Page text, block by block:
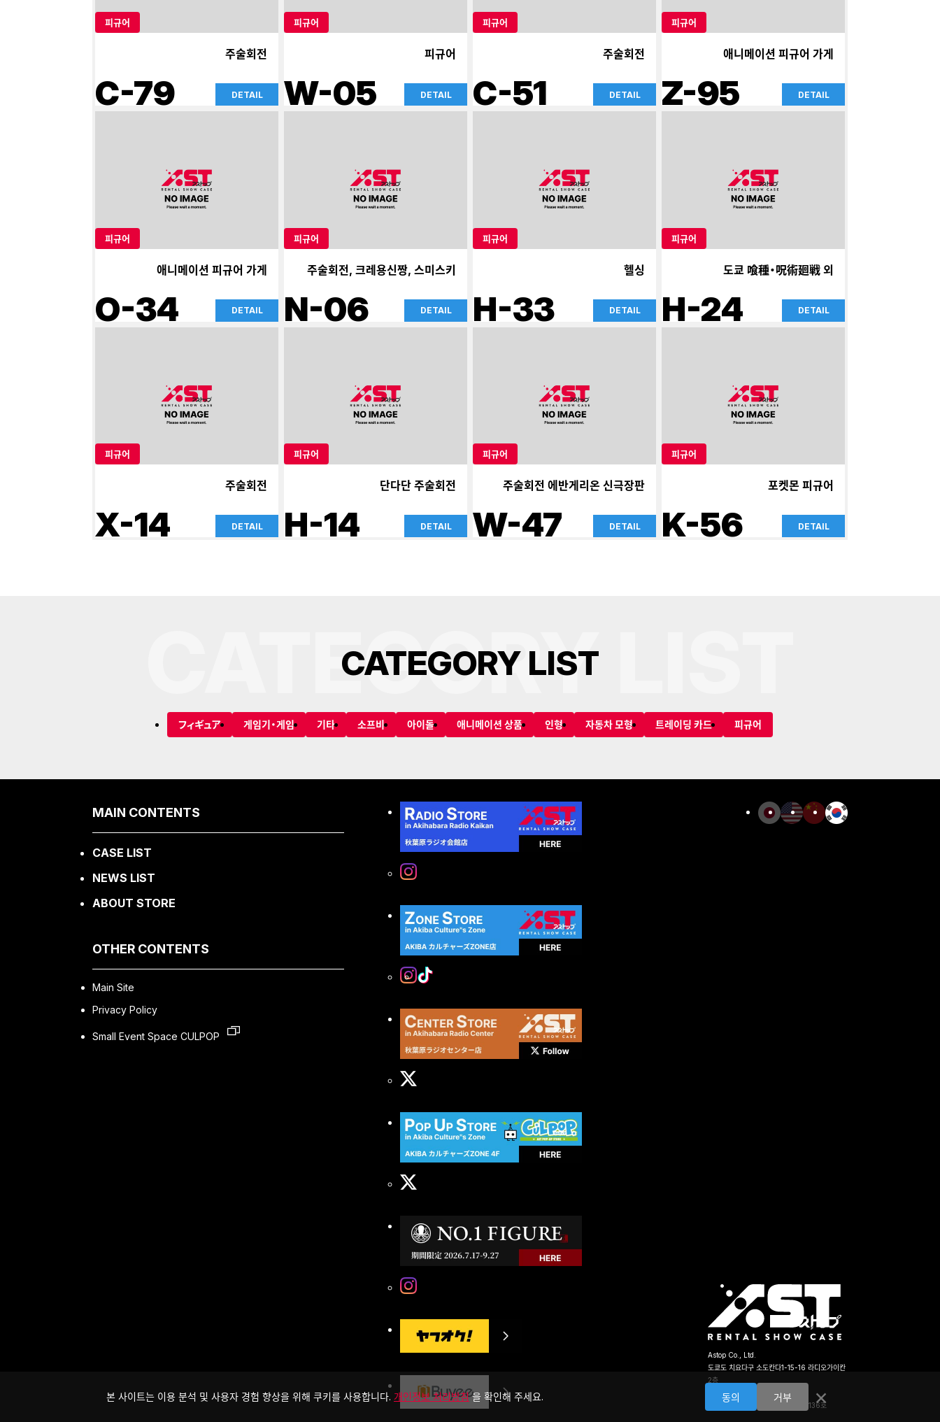
피규어
주술회전
C-79 DETAIL
피규어
피규어
W-05 DETAIL
피규어
주술회전
C-51 DETAIL
피규어
애니메이션 피규어 가게
Z-95 DETAIL
피규어
애니메이션 피규어 가게
O-34 DETAIL
피규어
주술회전, 크레용신짱, 스미스키
N-06 DETAIL
피규어
헬싱
H-33 DETAIL
피규어
도쿄 喰種・呪術廻戦 외
H-24 DETAIL
피규어
주술회전
X-14 DETAIL
피규어
단다단 주술회전
H-14 DETAIL
피규어
주술회전 에반게리온 신극장판
W-47 DETAIL
피규어
포켓몬 피규어
K-56 DETAIL
CATEGORY LIST
CATEGORY LIST
フィギュア 게임기・게임 기타 소프비 아이돌 애니메이션 상품 인형 자동차 모형 트레이딩 카드 피규어
MAIN CONTENTS
CASE LIST
NEWS LIST
ABOUT STORE
OTHER CONTENTS
Main Site
Privacy Policy
Small Event Space CULPOP
Astop Co., Ltd.
도쿄도 치요다구 소도칸다1-15-16 라디오가이칸
2층
TEL:03-5256-5911
도쿄도 공안위원회 제301030208136호
본 사이트는 이용 분석 및 사용자 경험 향상을 위해 쿠키를 사용합니다. 개인정보 처리방침을 확인해 주세요. 동의 거부 ×